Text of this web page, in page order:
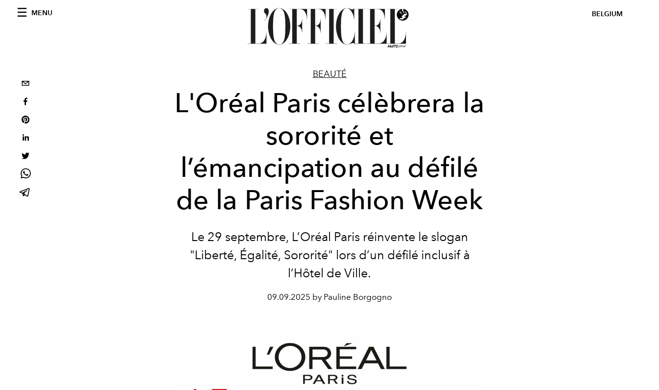
MENU BELGIUM
BEAUTÉ
L'Oréal Paris célèbrera la
sororité et
l’émancipation au défilé
de la Paris Fashion Week
Le 29 septembre, L’Oréal Paris réinvente le slogan
"Liberté, Égalité, Sororité" lors d’un défilé inclusif à
l’Hôtel de Ville.
09.09.2025 by Pauline Borgogno